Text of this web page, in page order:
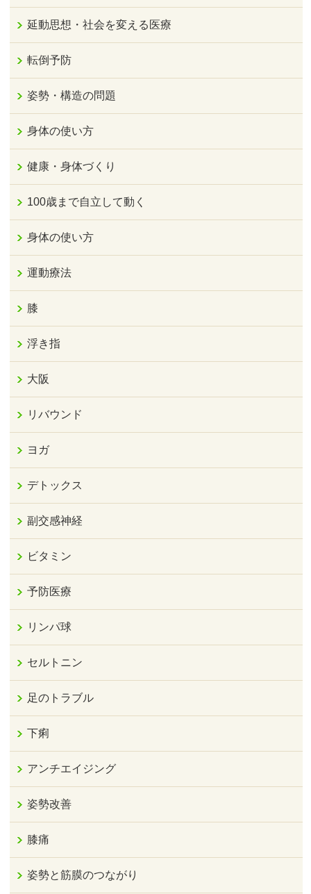
延動思想・社会を変える医療
転倒予防
姿勢・構造の問題
身体の使い方
健康・身体づくり
100歳まで自立して動く
身体の使い方
運動療法
膝
浮き指
大阪
リバウンド
ヨガ
デトックス
副交感神経
ビタミン
予防医療
リンパ球
セルトニン
足のトラブル
下痢
アンチエイジング
姿勢改善
膝痛
姿勢と筋膜のつながり